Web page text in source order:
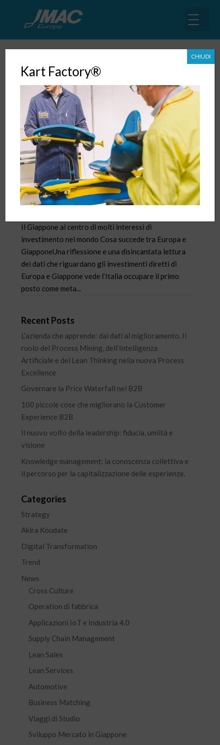
Bridge to Japan: un ponte tra
Europa e Giappone
31 Gen, 2019|Trend News,Business Matching
Il Giappone al centro di molti interessi di
investimento nel mondo Cosa succede tra Europa e
GiapponeUna riflessione e una disincantata lettura
dei dati che riguardano gli investimenti diretti di
Europa e Giappone vede l’Italia occupare il primo
posto come meta...
Recent Posts
L’azienda che apprende: dai dati al miglioramento. Il
ruolo del Process Mining, dell’Intelligenza
Artificiale e del Lean Thinking nella nuova Process
Excellence
Governare la Price Waterfall nel B2B
100 piccole cose che migliorano la Customer
Experience B2B
Il nuovo volto della leadership: fiducia, umiltà e
visione
Knowledge management: la conoscenza collettiva e
il percorso per la capitalizzazione delle esperienze.
Categories
Strategy
Akira Koudate
Digital Transformation
Trend
News
Cross Culture
Operation di fabbrica
Applicazioni IoT e Industria 4.0
Supply Chain Management
Lean Sales
Lean Services
Automotive
Business Matching
Viaggi di Studio
Sviluppo Mercato in Giappone
Kart Factory®
CHIUDI